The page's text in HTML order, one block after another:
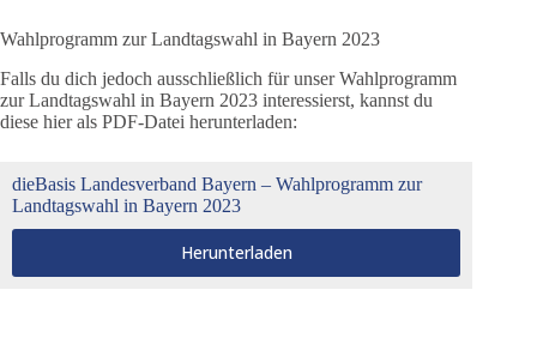
Wahlprogramm zur Landtagswahl in Bayern 2023
Falls du dich jedoch ausschließlich für unser Wahlprogramm
zur Landtagswahl in Bayern 2023 interessierst, kannst du
diese hier als PDF-Datei herunterladen:
dieBasis Landesverband Bayern – Wahlprogramm zur
Landtagswahl in Bayern 2023
Herunterladen